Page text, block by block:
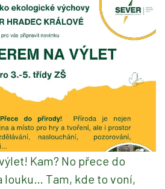
Kam? No přece do
louku… Tam, kde to voní,